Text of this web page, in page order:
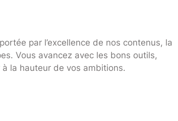
par l’excellence de nos contenus, la
Vous avancez avec les bons outils,
la hauteur de vos ambitions.